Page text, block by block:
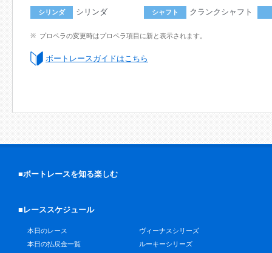
シリンダ シリンダ シャフト クランクシャフト
プロペラの変更時はプロペラ項目に新と表示されます。
ボートレースガイドはこちら
■ボートレースを知る楽しむ
■レーススケジュール
本日のレース
本日の払戻金一覧
ヴィーナスシリーズ
ルーキーシリーズ